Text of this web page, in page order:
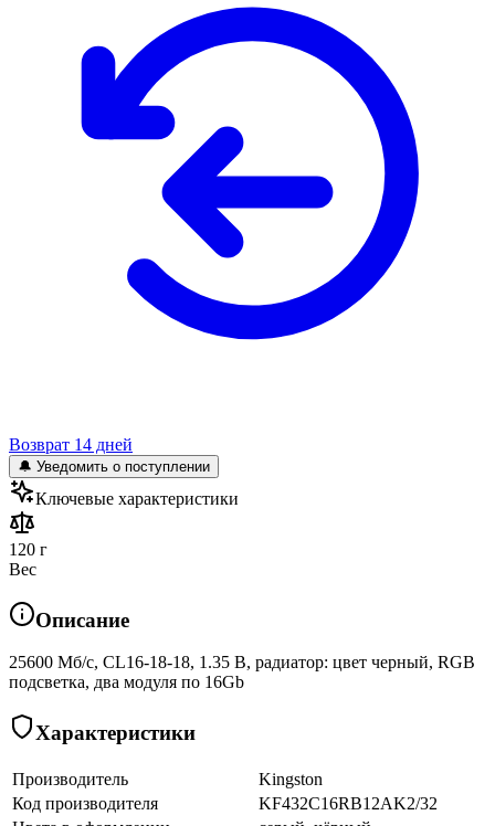
Возврат 14 дней
🔔 Уведомить о поступлении
Ключевые характеристики
120 г
Вес
Описание
25600 Мб/с, CL16-18-18, 1.35 В, радиатор: цвет черный, RGB
подсветка, два модуля по 16Gb
Характеристики
Производитель
Kingston
Код производителя
KF432C16RB12AK2/32